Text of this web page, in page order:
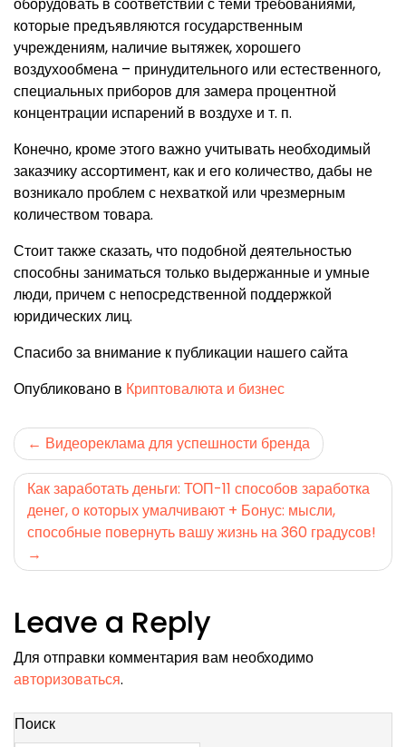
оборудовать в соответствии с теми требованиями,
которые предъявляются государственным
учреждениям, наличие вытяжек, хорошего
воздухообмена – принудительного или естественного,
специальных приборов для замера процентной
концентрации испарений в воздухе и т. п.
Конечно, кроме этого важно учитывать необходимый
заказчику ассортимент, как и его количество, дабы не
возникало проблем с нехваткой или чрезмерным
количеством товара.
Стоит также сказать, что подобной деятельностью
способны заниматься только выдержанные и умные
люди, причем с непосредственной поддержкой
юридических лиц.
Спасибо за внимание к публикации нашего сайта
Опубликовано в Криптовалюта и бизнес
Навигация
по
записям
Видеореклама для успешности бренда
Как заработать деньги: ТОП-11 способов заработка
денег, о которых умалчивают + Бонус: мысли,
способные повернуть вашу жизнь на 360 градусов!
Leave a Reply
Для отправки комментария вам необходимо
авторизоваться.
Поиск